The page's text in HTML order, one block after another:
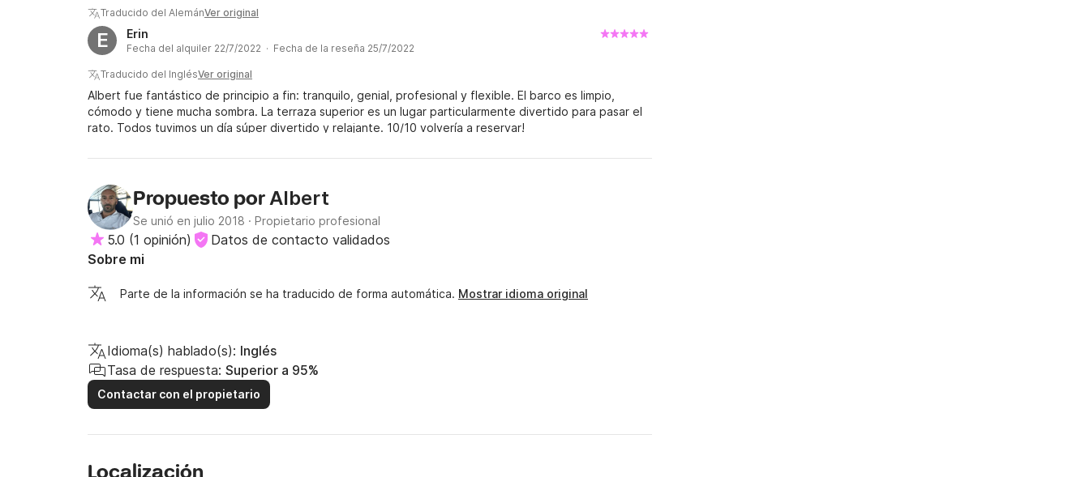
Traducido del AlemánVer original
E Erin
Fecha del alquiler 22/7/2022 · Fecha de la reseña 25/7/2022
Traducido del InglésVer original
Albert fue fantástico de principio a fin: tranquilo, genial, profesional y flexible. El barco es limpio,
cómodo y tiene mucha sombra. La terraza superior es un lugar particularmente divertido para pasar el
rato. Todos tuvimos un día súper divertido y relajante. 10/10 volvería a reservar!
Propuesto porAlbert
Se unió en julio 2018 · Propietario profesional
5.0 (1 opinión)
Datos de contacto validados
Sobre mi
Parte de la información se ha traducido de forma automática. Mostrar idioma original
Idioma(s) hablado(s): Inglés
Tasa de respuesta: Superior a 95%
Contactar con el propietario